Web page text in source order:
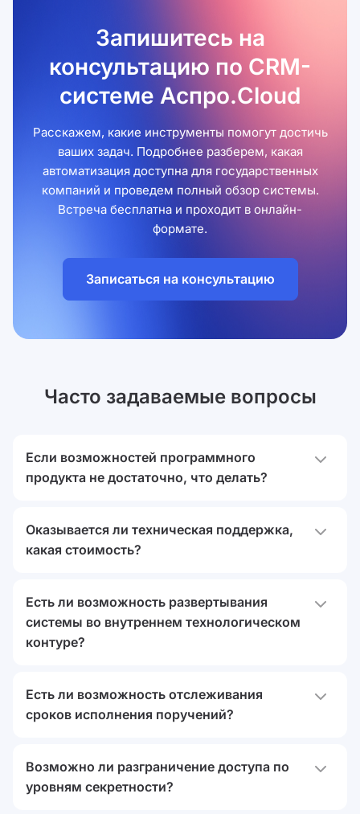
Запишитесь на
консультацию по CRM-
системе Аспро.Cloud
Расскажем, какие инструменты помогут достичь
ваших задач. Подробнее разберем, какая
автоматизация доступна для государственных
компаний и проведем полный обзор системы.
Встреча бесплатна и проходит в онлайн-
формате.
Записаться на консультацию
Часто задаваемые вопросы
Если возможностей программного
продукта не достаточно, что делать?
необходимого функционала
Оказывается ли техническая поддержка,
какая стоимость?
договора, возможна фиксация индивидуальных
требований к SLA
Есть ли возможность развертывания
системы во внутреннем технологическом
контуре?
Есть ли возможность отслеживания
сроков исполнения поручений?
трекер. Создавайте поручения, назначайте
ответственных и устанавливайте дедлайны.
Возможно ли разграничение доступа по
уровням секретности?